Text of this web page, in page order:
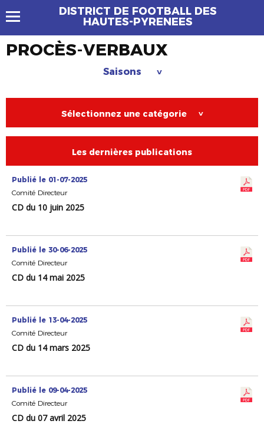
DISTRICT DE FOOTBALL DES
HAUTES-PYRENEES
PROCÈS-VERBAUX
Saisons >
Sélectionnez une catégorie >
Les dernières publications
Publié le 01-07-2025
Comité Directeur
CD du 10 juin 2025
Publié le 30-06-2025
Comité Directeur
CD du 14 mai 2025
Publié le 13-04-2025
Comité Directeur
CD du 14 mars 2025
Publié le 09-04-2025
Comité Directeur
CD du 07 avril 2025